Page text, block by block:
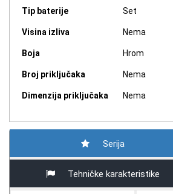
Tip baterije Set
Visina izliva Nema
Boja Hrom
Broj priključaka Nema
Dimenzija priključaka Nema
Serija
Tehničke karakteristike